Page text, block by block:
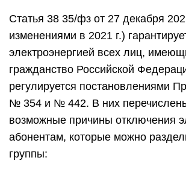
Статья 38 35/фз от 27 декабря
изменениями в 2021 г.)
электроэнергией всех лиц,
гражданство Российской
регулируется постановлениями
№ 354 и № 442. В них
возможные причины отключения
абонентам, которые можно
группы: